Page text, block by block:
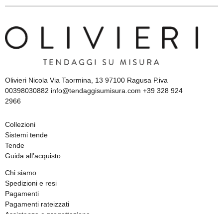
Olivieri Nicola Via Taormina, 13 97100 Ragusa P.iva
00398030882 info@tendaggisumisura.com +39 328 924
2966
Collezioni
Sistemi tende
Tende
Guida all’acquisto
Chi siamo
Spedizioni e resi
Pagamenti
Pagamenti rateizzati